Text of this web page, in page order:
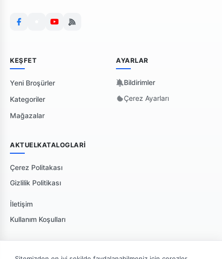
KEŞFET
Yeni Broşürler
Kategoriler
Mağazalar
AYARLAR
Bildirimler
Çerez Ayarları
AKTUELKATALOGLARI
Çerez Politakası
Gizlilik Politikası
İletişim
Kullanım Koşulları